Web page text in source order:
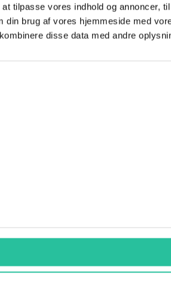
tilpasse vores indhold og annoncer,
din brug af vores hjemmeside med
disse data med andre